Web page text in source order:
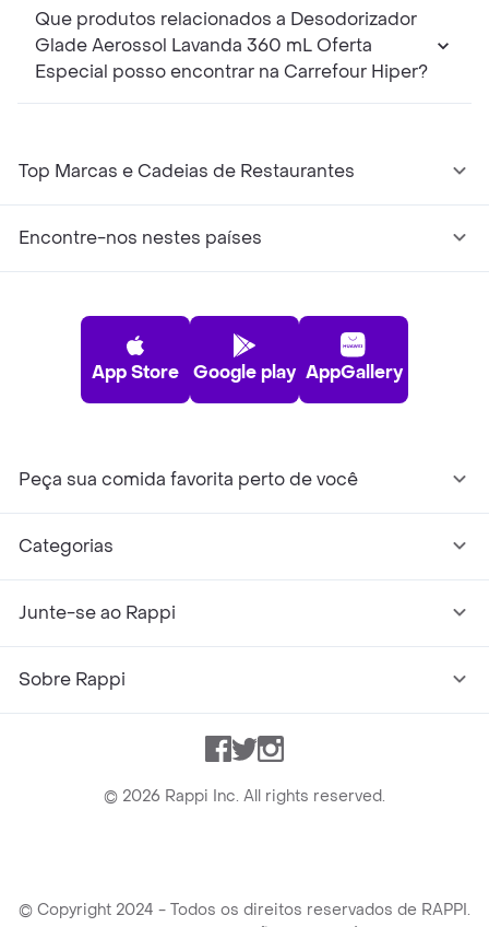
Que produtos relacionados a Desodorizador
Glade Aerossol Lavanda 360 mL Oferta
Especial posso encontrar na Carrefour Hiper?
Top Marcas e Cadeias de Restaurantes
Encontre-nos nestes países
App Store Google play AppGallery
Peça sua comida favorita perto de você
Categorias
Junte-se ao Rappi
Sobre Rappi
Facebook
TwitterInstagram
© 2026 Rappi Inc. All rights reserved.
© Copyright 2024 - Todos os direitos reservados de RAPPI.